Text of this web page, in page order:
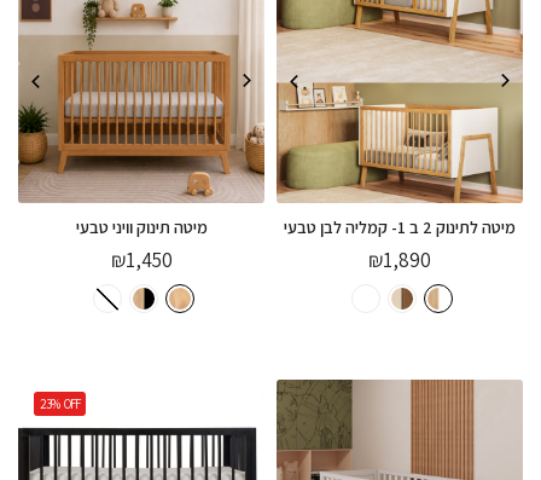
מיטה לתינוק 2 ב 1- קמליה לבן טבעי
₪1,890
מיטה תינוק וויני טבעי
₪1,450
23% OFF